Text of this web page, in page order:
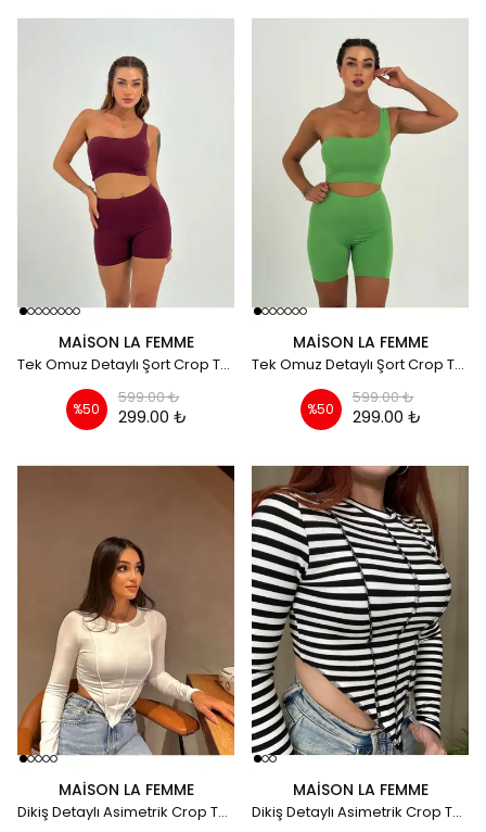
MAISON LA FEMME
Tek Omuz Detaylı Şort Crop Takım - bordo
%50
599.00 ₺
299.00 ₺
MAISON LA FEMME
Tek Omuz Detaylı Şort Crop Takım - su yeşil
%50
599.00 ₺
299.00 ₺
MAISON LA FEMME
Dikiş Detaylı Asimetrik Crop Top Mevsimlik Kumaş - Beyaz
MAISON LA FEMME
Dikiş Detaylı Asimetrik Crop Top Mevsimlik Kumaş - zebra